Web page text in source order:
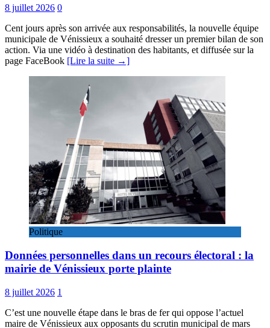
8 juillet 2026 0
Cent jours après son arrivée aux responsabilités, la nouvelle équipe
municipale de Vénissieux a souhaité dresser un premier bilan de son
action. Via une vidéo à destination des habitants, et diffusée sur la
page FaceBook [Lire la suite →]
Politique
Données personnelles dans un recours électoral : la
mairie de Vénissieux porte plainte
8 juillet 2026 1
C’est une nouvelle étape dans le bras de fer qui oppose l’actuel
maire de Vénissieux aux opposants du scrutin municipal de mars